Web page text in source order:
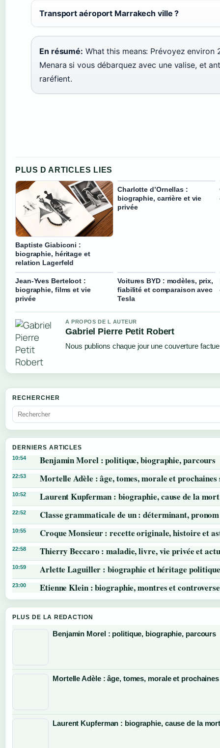
Transport aéroport Marrakech ville ?
En résumé: What this means: Prévoyez
Menara si vous débarquez avec une valise, et
raréfient.
PLUS D ARTICLES LIES
Baptiste Giabiconi :
biographie, héritage et
relation Lagerfeld
Charlotte d’Ornellas :
biographie, carrière et vie
privée
Jean-Yves Berteloot :
biographie, films et vie
privée
Voitures BYD : modèles, prix,
fiabilité et comparaison avec
Tesla
A PROPOS DE L AUTEUR
Gabriel Pierre Petit Robert
Nous publions chaque jour une couverture
RECHERCHER
DERNIERS ARTICLES
10:54 Benjamin Morel : politique, biographie, parcours
22:53 Mortelle Adèle : âge, tomes, morale et prochaines
10:52 Laurent Kupferman : biographie, cause de la
22:52 Classe grammaticale de un : déterminant,
10:55 Croque Monsieur : recette originale, histoire et
22:58 Thierry Beccaro : maladie, livre, vie privée et
10:59 Arlette Laguiller : biographie et héritage politique
23:00 Etienne Klein : biographie, montres et
PLUS DE LA REDACTION
Benjamin Morel : politique, biographie, parcours
Mortelle Adèle : âge, tomes, morale et
Laurent Kupferman : biographie, cause de la